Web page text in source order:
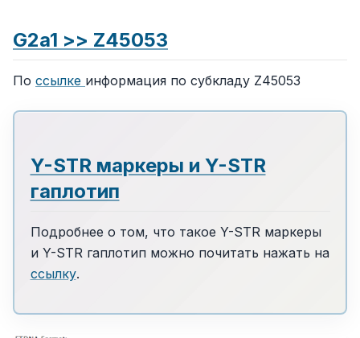
G2a1 >> Z45053
По ссылке информация по субкладу Z45053
Y-STR маркеры и Y-STR
гаплотип
Подробнее о том, что такое Y-STR маркеры
и Y-STR гаплотип можно почитать нажать на
ссылку.